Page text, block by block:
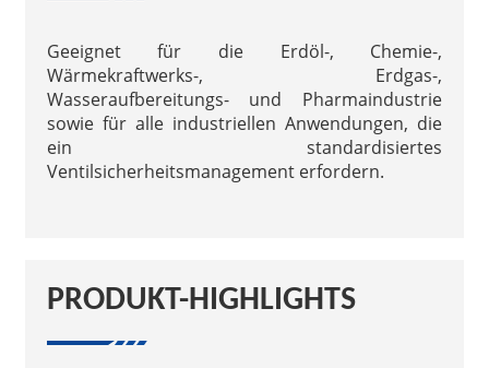
Geeignet für die Erdöl-, Chemie-,
Wärmekraftwerks-, Erdgas-,
Wasseraufbereitungs- und Pharmaindustrie
sowie für alle industriellen Anwendungen, die
ein standardisiertes
Ventilsicherheitsmanagement erfordern.
PRODUKT-HIGHLIGHTS